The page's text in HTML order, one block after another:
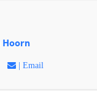
Hoorn
| Email